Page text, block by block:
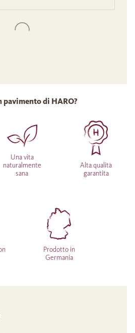
pavimento di HARO?
Una vita
naturalmente
sana
Alta qualità
garantita
Prodotto in
Germania